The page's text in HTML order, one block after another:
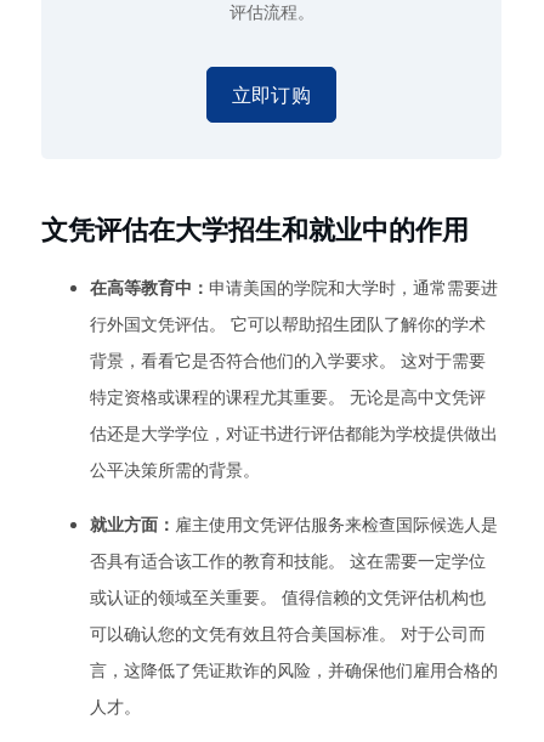
评估流程。
立即订购
文凭评估在大学招生和就业中的作用
在高等教育中： 申请美国的学院和大学时，通常需要进
行外国文凭评估。 它可以帮助招生团队了解你的学术
背景，看看它是否符合他们的入学要求。 这对于需要
特定资格或课程的课程尤其重要。 无论是高中文凭评
估还是大学学位，对证书进行评估都能为学校提供做出
公平决策所需的背景。
就业方面： 雇主使用文凭评估服务来检查国际候选人是
否具有适合该工作的教育和技能。 这在需要一定学位
或认证的领域至关重要。 值得信赖的文凭评估机构也
可以确认您的文凭有效且符合美国标准。 对于公司而
言，这降低了凭证欺诈的风险，并确保他们雇用合格的
人才。